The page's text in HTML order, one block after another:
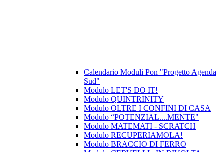
Calendario Moduli Pon "Progetto Agenda
Sud"
Modulo LET'S DO IT!
Modulo QUINTRINITY
Modulo OLTRE I CONFINI DI CASA
Modulo “POTENZIAL....MENTE"
Modulo MATEMATI - SCRATCH
Modulo RECUPERIAMOLA!
Modulo BRACCIO DI FERRO